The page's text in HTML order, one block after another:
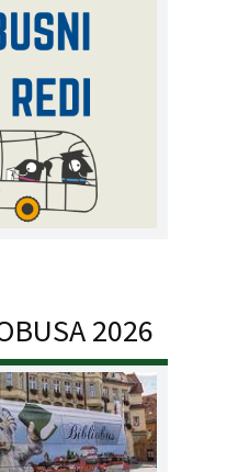
2026